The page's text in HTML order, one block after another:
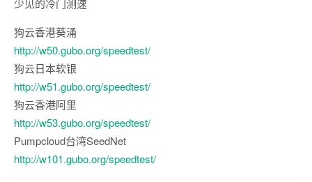
少见的冷门测速
狗云香港葵涌
http://w50.gubo.org/speedtest/
狗云日本软银
http://w51.gubo.org/speedtest/
狗云香港阿里
http://w53.gubo.org/speedtest/
Pumpcloud台湾SeedNet
http://w101.gubo.org/speedtest/